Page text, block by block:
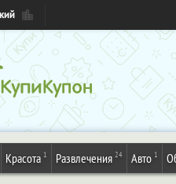
Красота 1 Развлечения 24 Авто 1